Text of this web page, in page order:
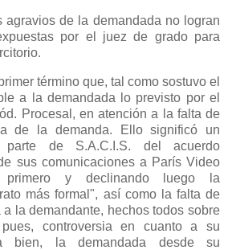
agravios de la demandada no logran
por el juez de grado para
término que, tal como sostuvo el
a la demandada lo previsto por el
Procesal, en atención a la falta de
de la demanda. Ello significó un
parte de S.A.C.I.S. del acuerdo
sus comunicaciones a París Video
primero y declinando luego la
más formal", así como la falta de
la demandante, hechos todos sobre
controversia en cuanto a su
bien, la demandada desde su